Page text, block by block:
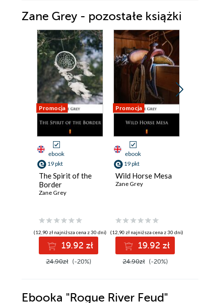
Zane Grey - pozostałe książki
Promocja
ebook
19 pkt
The Spirit of the
Border
Zane Grey
(12,90 zł najniższa cena z 30 dni)
19.92 zł
24.90zł (-20%)
Promocja
ebook
19 pkt
Wild Horse Mesa
Zane Grey
(12,90 zł najniższa cena z 30 dni)
19.92 zł
24.90zł (-20%)
Ebooka "Rogue River Feud"